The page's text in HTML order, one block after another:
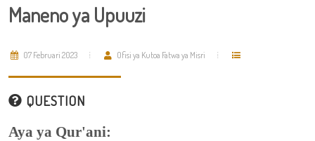
Maneno ya Upuuzi
07 Februari 2023 Ofisi ya Kutoa Fatwa ya Misri
QUESTION
Aya ya Qur'ani: